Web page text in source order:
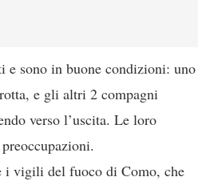
e sono in buone condizioni: uno
e gli altri 2 compagni
verso l’uscita. Le loro
i vigili del fuoco di Como, che